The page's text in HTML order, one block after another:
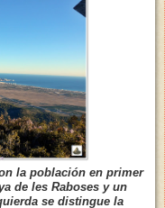
la población en primer
de les Raboses y un
se distingue la